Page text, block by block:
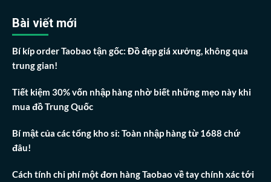
Bài viết mới
Bí kíp order Taobao tận gốc: Đồ đẹp giá xưởng, không qua
trung gian!
Tiết kiệm 30% vốn nhập hàng nhờ biết những mẹo này khi
mua đồ Trung Quốc
Bí mật của các tổng kho sỉ: Toàn nhập hàng từ 1688 chứ
đâu!
Cách tính chi phí một đơn hàng Taobao về tay chính xác tới